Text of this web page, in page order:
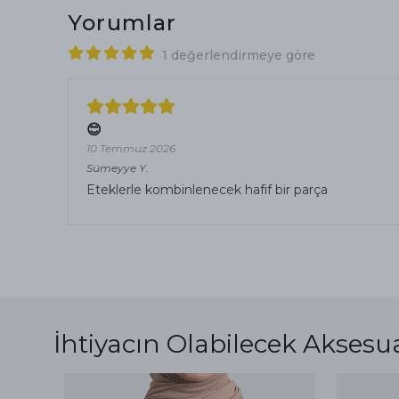
Yorumlar
1 değerlendirmeye göre
😊
10 Temmuz 2026
Sümeyye Y.
Eteklerle kombinlenecek hafif bir parça
İhtiyacın Olabilecek